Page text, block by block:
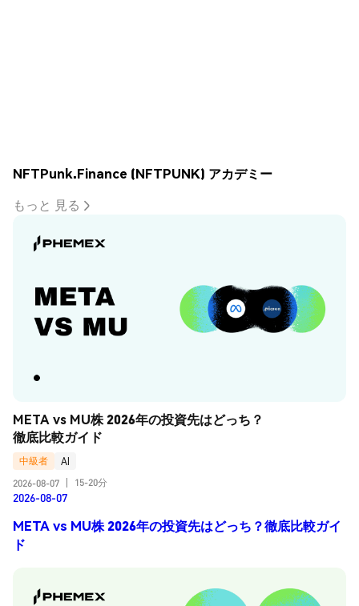
NFTPunk.Finance (NFTPUNK) アカデミー
もっと 見る
META vs MU株 2026年の投資先はどっち？
徹底比較ガイド
中級者
AI
2026-08-07
15-20分
2026-08-07
META vs MU株 2026年の投資先はどっち？徹底比較ガイ
ド